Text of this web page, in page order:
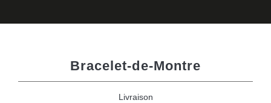
Bracelet-de-Montre
Livraison